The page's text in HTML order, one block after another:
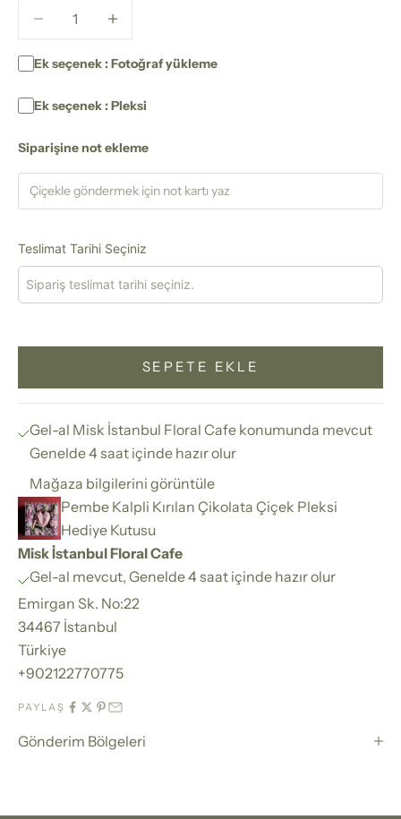
Miktarı azalt Miktarı azalt
Ek seçenek : Fotoğraf yükleme
Ek seçenek : Pleksi
Siparişine not ekleme
Teslimat Tarihi Seçiniz
SEPETE EKLE
Gel-al Misk İstanbul Floral Cafe konumunda mevcut
Genelde 4 saat içinde hazır olur
Mağaza bilgilerini görüntüle
Pembe Kalpli Kırılan Çikolata Çiçek Pleksi
Hediye Kutusu
Misk İstanbul Floral Cafe
Gel-al mevcut, Genelde 4 saat içinde hazır olur
Emirgan Sk. No:22
34467 İstanbul
Türkiye
+902122770775
PAYLAŞ
Gönderim Bölgeleri